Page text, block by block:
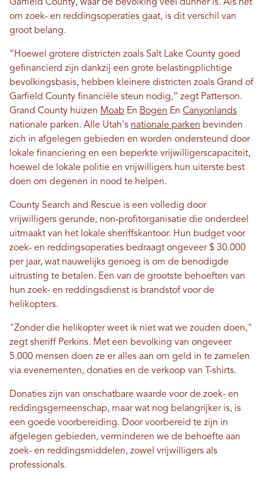
Garfield County, waar de bevolking veel dunner is. Als het
om zoek- en reddingsoperaties gaat, is dit verschil van
groot belang.
“Hoewel grotere districten zoals Salt Lake County goed
gefinancierd zijn dankzij een grote belastingplichtige
bevolkingsbasis, hebben kleinere districten zoals Grand of
Garfield County financiële steun nodig,” zegt Patterson.
Grand County huizen Moab En Bogen En Canyonlands
nationale parken. Alle Utah's nationale parken bevinden
zich in afgelegen gebieden en worden ondersteund door
lokale financiering en een beperkte vrijwilligerscapaciteit,
hoewel de lokale politie en vrijwilligers hun uiterste best
doen om degenen in nood te helpen.
County Search and Rescue is een volledig door
vrijwilligers gerunde, non-profitorganisatie die onderdeel
uitmaakt van het lokale sheriffskantoor. Hun budget voor
zoek- en reddingsoperaties bedraagt ​​ongeveer $ 30.000
per jaar, wat nauwelijks genoeg is om de benodigde
uitrusting te betalen. Een van de grootste behoeften van
hun zoek- en reddingsdienst is brandstof voor de
helikopters.
"Zonder die helikopter weet ik niet wat we zouden doen,"
zegt sheriff Perkins. Met een bevolking van ongeveer
5.000 mensen doen ze er alles aan om geld in te zamelen
via evenementen, donaties en de verkoop van T-shirts.
Donaties zijn van onschatbare waarde voor de zoek- en
reddingsgemeenschap, maar wat nog belangrijker is, is
een goede voorbereiding. Door voorbereid te zijn in
afgelegen gebieden, verminderen we de behoefte aan
zoek- en reddingsmiddelen, zowel vrijwilligers als
professionals.